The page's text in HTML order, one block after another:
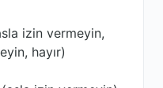
izin vermeyin,
hayır)